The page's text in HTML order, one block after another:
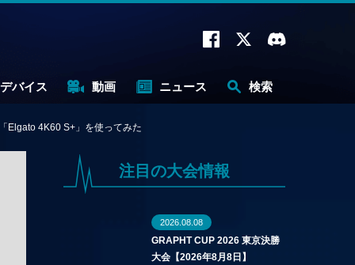
デバイス 動画 ニュース 検索
Elgato 4K60 S+」を使ってみた
注目の大会情報
2026.08.08
GRAPHT CUP 2026 東京決勝
大会【2026年8月8日】